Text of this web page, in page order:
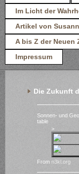
Im Licht der
Artikel von
A bis Z der Neuen
Impressum
Die Zukunft
Sonnen- und
table
>
From n3kl.org